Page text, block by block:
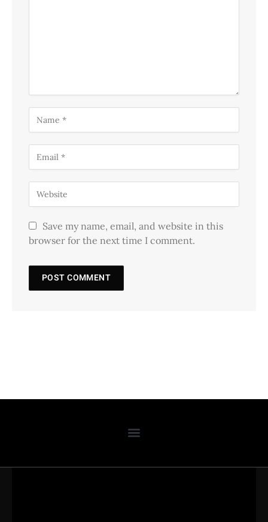
Save my name, email, and website in this
browser for the next time I comment.